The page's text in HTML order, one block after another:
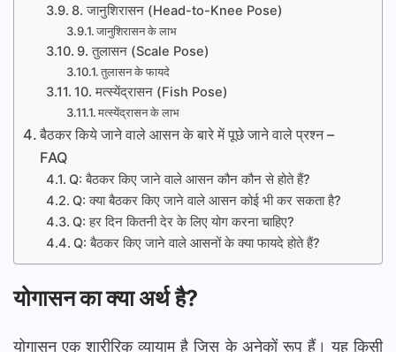
8. जानुशिरासन (Head-to-Knee Pose)
जानुशिरासन के लाभ
9. तुलासन (Scale Pose)
तुलासन के फायदे
10. मत्स्येंद्रासन (Fish Pose)
मत्स्येंद्रासन के लाभ
बैठकर किये जाने वाले आसन के बारे में पूछे जाने वाले प्रश्न –
FAQ
Q: बैठकर किए जाने वाले आसन कौन कौन से होते हैं?
Q: क्या बैठकर किए जाने वाले आसन कोई भी कर सकता है?
Q: हर दिन कितनी देर के लिए योग करना चाहिए?
Q: बैठकर किए जाने वाले आसनों के क्या फायदे होते हैं?
योगासन का क्याअर्थ है?
योगासन एक शारीरिक व्यायाम है जिस के अनेकों रूप हैं। यह किसी